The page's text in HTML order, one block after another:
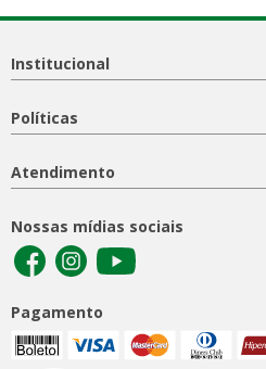
Institucional
Políticas
Atendimento
Nossas mídias sociais
Pagamento